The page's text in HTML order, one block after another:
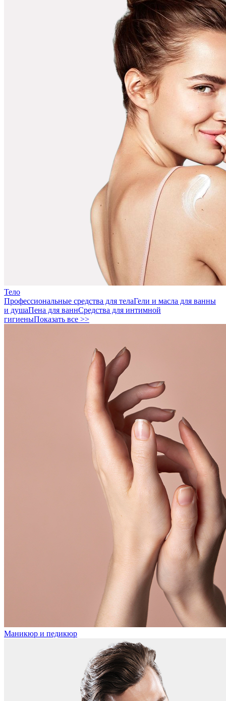
Тело
Профессиональные средства для телаГели и масла для ванны
и душаПена для ваннСредства для интимной
гигиеныПоказать все >>
Маникюр и педикюр